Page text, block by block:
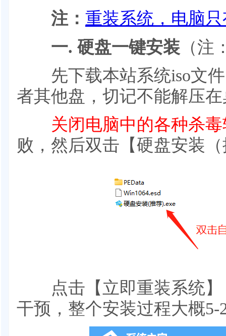
注： 重装系统，电脑
一. 硬盘一键安装 （注
先下载本站系统iso文件
者其他盘，切记不能解压
关闭电脑中的各种杀
败，然后双击【硬盘安装
点击【立即重装系统】
干预，整个安装过程大概5-